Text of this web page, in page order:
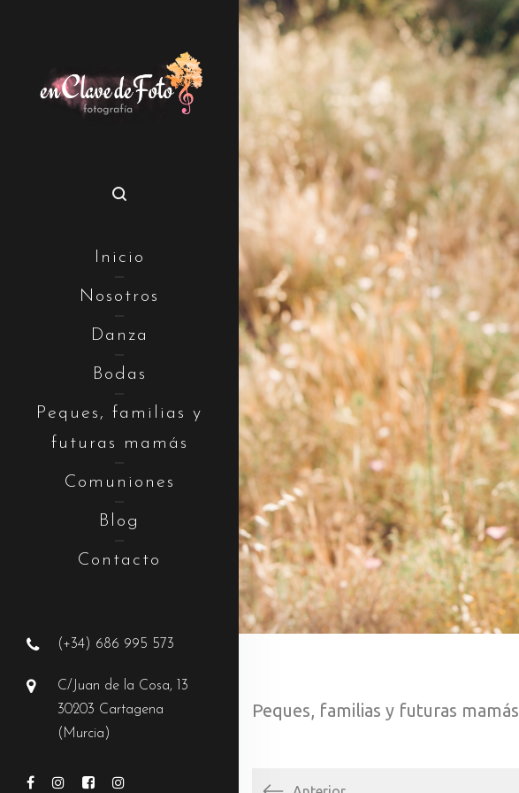
Inicio
Nosotros
Danza
Bodas
Peques, familias y
futuras mamás
Comuniones
Blog
Contacto
(+34) 686 995 573
C/Juan de la Cosa, 13
30203 Cartagena
(Murcia)
Peques, familias y futuras mamás